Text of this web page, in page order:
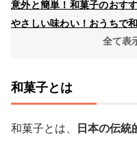
意外と簡単！和菓子のおす
やさしい味わい！おうちで
全て表
和菓子とは
和菓子とは、 日本の伝統